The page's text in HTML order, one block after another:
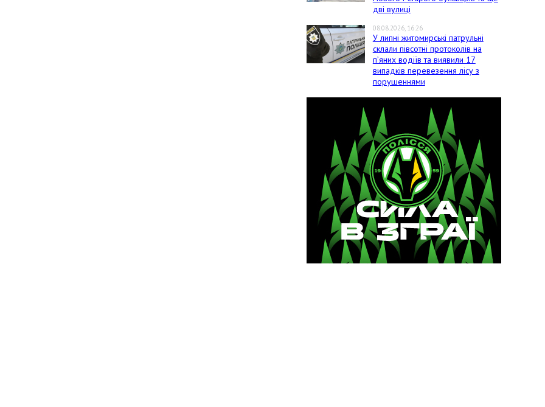
дві вулиці
08.08.2026, 16:26
У липні житомирські патрульні
склали півсотні протоколів на
пʼяних водіїв та виявили 17
випадків перевезення лісу з
порушеннями